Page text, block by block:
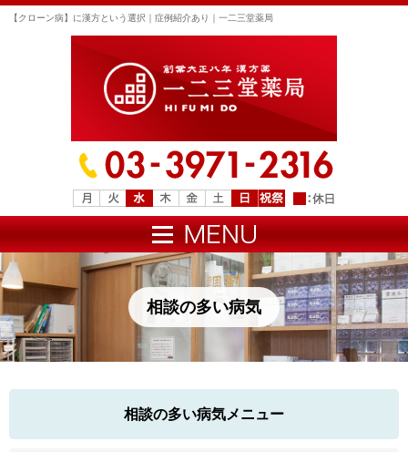
【クローン病】に漢方という選択｜症例紹介あり｜一二三堂薬局
相談の多い病気
相談の多い病気メニュー